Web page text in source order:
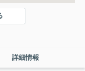
詳細情報